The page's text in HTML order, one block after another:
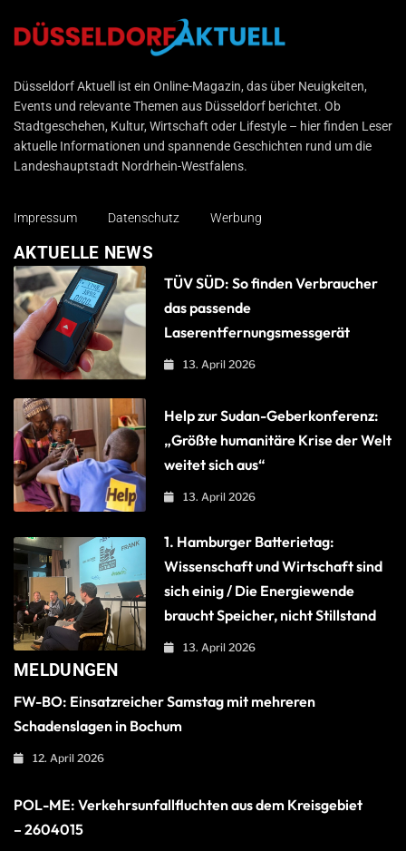
Düsseldorf Aktuell
Düsseldorf Aktuell ist ein Online-Magazin, das über Neuigkeiten,
Events und relevante Themen aus Düsseldorf berichtet. Ob
Stadtgeschehen, Kultur, Wirtschaft oder Lifestyle – hier finden Leser
aktuelle Informationen und spannende Geschichten rund um die
Landeshauptstadt Nordrhein-Westfalens.
Impressum Datenschutz Werbung
AKTUELLE NEWS
TÜV SÜD: So finden Verbraucher
das passende
Laserentfernungsmessgerät
13. April 2026
Help zur Sudan-Geberkonferenz:
„Größte humanitäre Krise der Welt
weitet sich aus“
13. April 2026
1. Hamburger Batterietag:
Wissenschaft und Wirtschaft sind
sich einig / Die Energiewende
braucht Speicher, nicht Stillstand
13. April 2026
MELDUNGEN
FW-BO: Einsatzreicher Samstag mit mehreren
Schadenslagen in Bochum
12. April 2026
POL-ME: Verkehrsunfallfluchten aus dem Kreisgebiet
– 2604015